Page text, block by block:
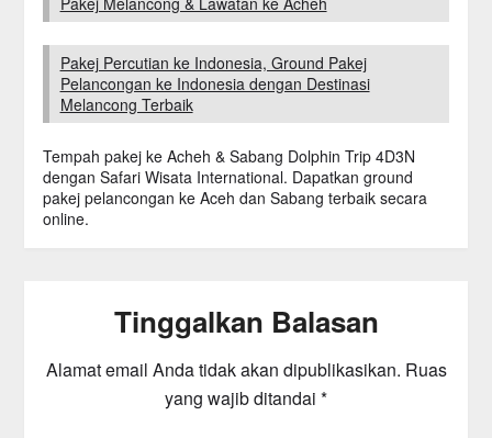
Pakej Percutian ke Indonesia, Ground Pakej
Pelancongan ke Indonesia dengan Destinasi
Melancong Terbaik
Tempah pakej ke Acheh & Sabang Dolphin Trip 4D3N
dengan Safari Wisata International. Dapatkan ground
pakej pelancongan ke Aceh dan Sabang terbaik secara
online.
Tinggalkan Balasan
Alamat email Anda tidak akan dipublikasikan. Ruas
yang wajib ditandai *